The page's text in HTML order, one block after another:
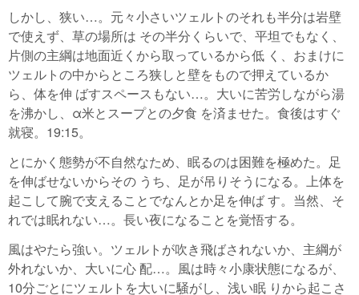
しかし、狭い…。元々小さいツェルトのそれも半分は岩壁
で使えず、草の場所は その半分くらいで、平坦でもなく、
片側の主綱は地面近くから取っているから低 く、おまけに
ツェルトの中からところ狭しと壁をもので押えているか
ら、体を伸 ばすスペースもない…。大いに苦労しながら湯
を沸かし、α米とスープとの夕食 を済ませた。食後はすぐ
就寝。19:15。
とにかく態勢が不自然なため、眠るのは困難を極めた。足
を伸ばせないからその うち、足が吊りそうになる。上体を
起こして腕で支えることでなんとか足を伸ば す。当然、そ
れでは眠れない…。長い夜になることを覚悟する。
風はやたら強い。ツェルトが吹き飛ばされないか、主綱が
外れないか、大いに心 配…。風は時々小康状態になるが、
10分ごとにツェルトを大いに騒がし、浅い眠 りから起こさ